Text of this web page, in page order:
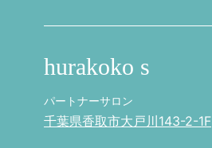
hurakoko s
パートナーサロン
千葉県香取市大戸川143-2-1F